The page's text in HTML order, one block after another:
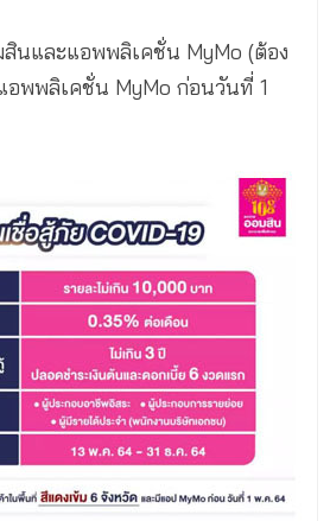
นและแอพพลิเคชั่น MyMo (ต้อง
อพพลิเคชั่น MyMo ก่อนวันที่ 1